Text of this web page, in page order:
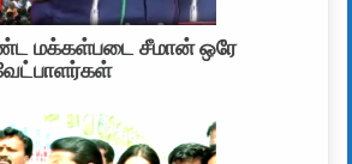
மக்கள்படை சீமான் ஒரே